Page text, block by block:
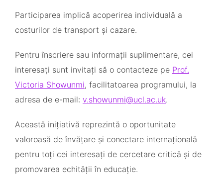
Participarea implică acoperirea individuală a
costurilor de transport și cazare.
Pentru înscriere sau informații suplimentare, cei
interesați sunt invitați să o contacteze pe Prof.
Victoria Showunmi, facilitatoarea programului, la
adresa de e-mail: v.showunmi@ucl.ac.uk.
Această inițiativă reprezintă o oportunitate
valoroasă de învățare și conectare internațională
pentru toți cei interesați de cercetare critică și de
promovarea echității în educație.